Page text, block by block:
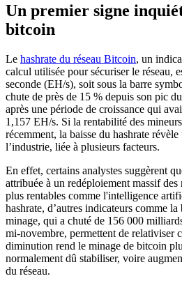
Un premier signe
bitcoin
Le hashrate du réseau Bitcoin, un
calcul utilisée pour sécuriser le réseau,
seconde (EH/s), soit sous la barre
chute de près de 15 % depuis son pic
après une période de croissance qui
1,157 EH/s. Si la rentabilité des
récemment, la baisse du hashrate
l’industrie, liée à plusieurs facteurs.
En effet, certains analystes suggèrent
attribuée à un redéploiement massif des
plus rentables comme l'intelligence
hashrate, d’autres indicateurs comme
minage, qui a chuté de 156 000
mi-novembre, permettent de relativiser
diminution rend le minage de bitcoin
normalement dû stabiliser, voire
du réseau.